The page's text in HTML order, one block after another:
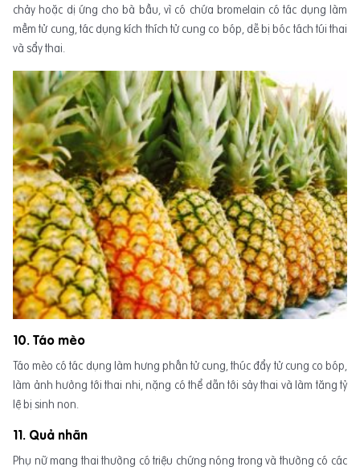
chảy hoặc dị ứng cho bà bầu, vì có chứa bromelain có tác dụng làm
mềm tử cung, tác dụng kích thích tử cung co bóp, dễ bị bóc tách túi thai
và sẩy thai.
10. Táo mèo
Táo mèo có tác dụng làm hưng phấn tử cung, thúc đẩy tử cung co bóp,
làm ảnh hưởng tới thai nhi, nặng có thể dẫn tới sảy thai và làm tăng tỷ
lệ bị sinh non.
11. Quả nhãn
Phụ nữ mang thai thường có triệu chứng nóng trong và thường có các